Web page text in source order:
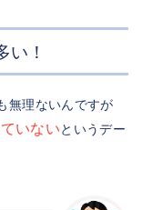
！
無理ないんですが
いないというデー